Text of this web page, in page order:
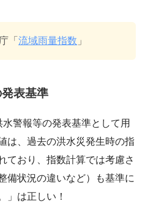
「 流域雨量指数 」
発表基準
警報等の発表基準として用
は、過去の洪水災発生時の指
ており、指数計算では考慮さ
備状況の違いなど）も基準に
」は正しい！